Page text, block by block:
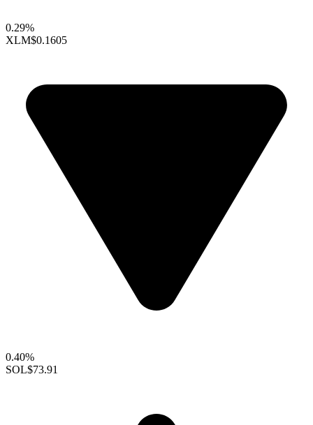
0.29%
XLM$0.1605
0.40%
SOL$73.91